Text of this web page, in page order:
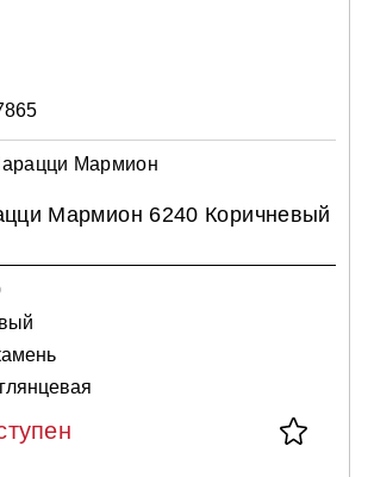
Мармион
Мармион 6240 Коричневый
глянцевая